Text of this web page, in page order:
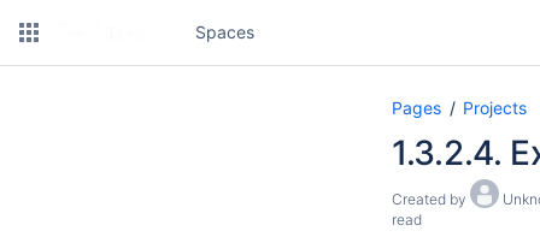
Spaces
Pages Projects
1.3.2.4.
Created by
read